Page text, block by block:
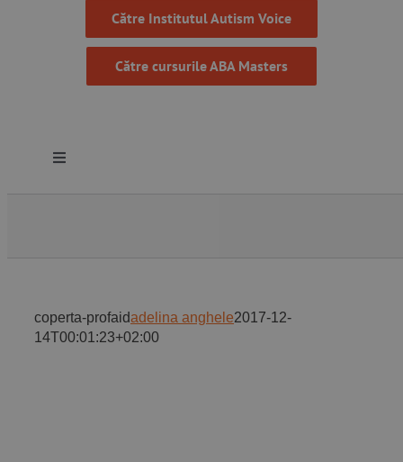
Către Institutul Autism Voice
Către cursurile ABA Masters
Toggle
Programe
coperta-profaidadelina anghele2017-12-
14T00:01:23+02:00